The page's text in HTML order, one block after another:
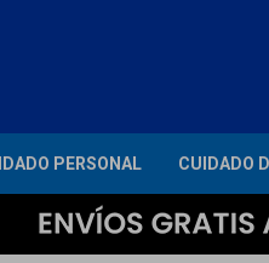
PERSONAL CUIDADO